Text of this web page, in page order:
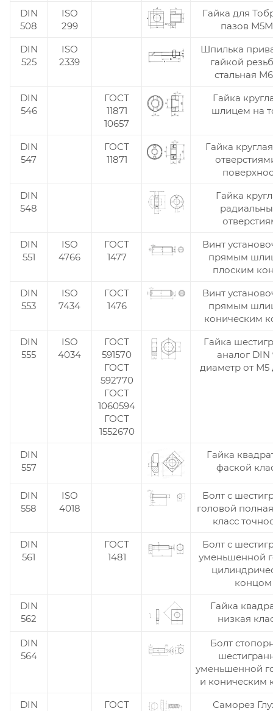
DIN
508
ISO
299
Гайка для
пазов
DIN
525
ISO
2339
Шпилька
гайкой
стальная
DIN
546
ГОСТ
11871
10657
Гайка
шлицем на
DIN
547
ГОСТ
11871
Гайка
DIN
548
Гайка
DIN
551
ISO
4766
ГОСТ
1477
Винт
прямым
плоским
DIN
553
ISO
7434
ГОСТ
1476
Винт
прямым
коническим
DIN
555
ISO
4034
ГОСТ
591570
ГОСТ
592770
ГОСТ
1060594
ГОСТ
1552670
Гайка
аналог DIN
диаметр от
DIN
557
Гайка
фаской
DIN
558
ISO
4018
Болт с
головой
класс
DIN
561
ГОСТ
1481
Болт с
уменьшенной
концом
DIN
562
Гайка
низкая
DIN
564
Болт
уменьшенной
и коническим
DIN
ГОСТ
Саморез